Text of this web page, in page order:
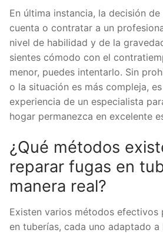
En última instancia, la decisión
cuenta o contratar a un
nivel de habilidad y de la
sientes cómodo con el
menor, puedes intentarlo. Sin
o la situación es más compleja,
experiencia de un especialista
hogar permanezca en excelente
¿Qué métodos
reparar fugas en
manera real?
Existen varios métodos efectivos
en tuberías, cada uno adaptado